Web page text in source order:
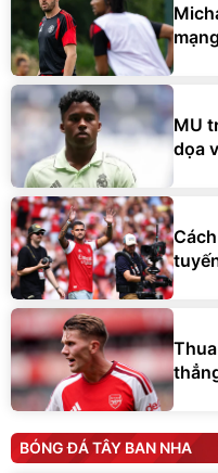
MU
dọa
BÓNG ĐÁ TÂY BAN NHA